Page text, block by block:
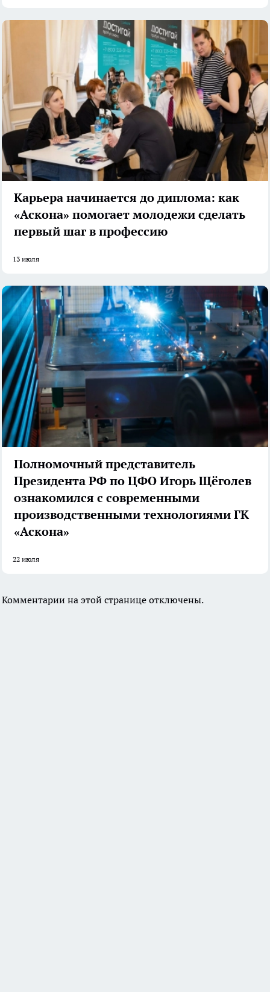
Карьера начинается до диплома: как
«Аскона» помогает молодежи сделать
первый шаг в профессию
13 июля
Полномочный представитель
Президента РФ по ЦФО Игорь Щёголев
ознакомился с современными
производственными технологиями ГК
«Аскона»
22 июля
Комментарии на этой странице отключены.